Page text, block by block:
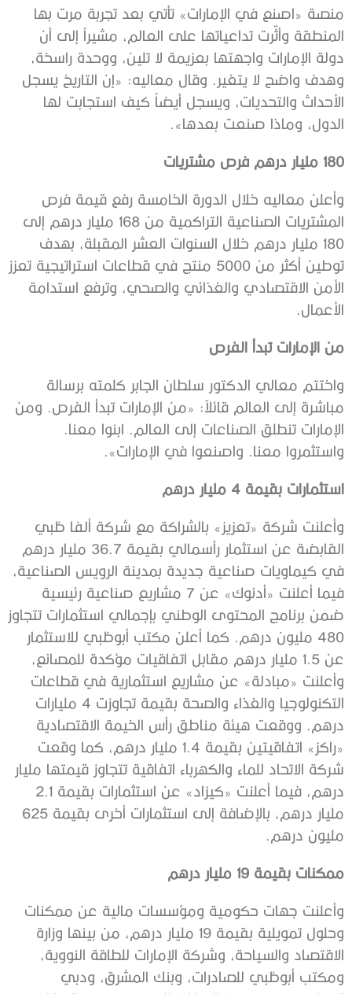
منصة «اصنع في الإمارات» تأتي بعد تجربة مرت بها
المنطقة وأثّرت تداعياتها على العالم، مشيراً إلى أن
دولة الإمارات واجهتها بعزيمة لا تلين، ووحدة راسخة،
وهدف واضح لا يتغير. وقال معاليه: «إن التاريخ يسجل
الأحداث والتحديات، ويسجل أيضاً كيف استجابت لها
الدول، وماذا صنعت بعدها».
180 مليار درهم فرص مشتريات
وأعلن معاليه خلال الدورة الخامسة رفع قيمة فرص
المشتريات الصناعية التراكمية من 168 مليار درهم إلى
180 مليار درهم خلال السنوات العشر المقبلة، بهدف
توطين أكثر من 5000 منتج في قطاعات استراتيجية تعزز
الأمن الاقتصادي والغذائي والصحي، وترفع استدامة
الأعمال.
من الإمارات تبدأ الفرص
واختتم معالي الدكتور سلطان الجابر كلمته برسالة
مباشرة إلى العالم قائلاً: «من الإمارات تبدأ الفرص. ومن
الإمارات تنطلق الصناعات إلى العالم. ابنوا معنا.
واستثمروا معنا. واصنعوا في الإمارات».
استثمارات بقيمة 4 مليار درهم
وأعلنت شركة «تعزيز» بالشراكة مع شركة ألفا ظبي
القابضة عن استثمار رأسمالي بقيمة 36.7 مليار درهم
في كيماويات صناعية جديدة بمدينة الرويس الصناعية،
فيما أعلنت «أدنوك» عن 7 مشاريع صناعية رئيسية
ضمن برنامج المحتوى الوطني بإجمالي استثمارات تتجاوز
480 مليون درهم. كما أعلن مكتب أبوظبي للاستثمار
عن 1.5 مليار درهم مقابل اتفاقيات مؤكدة للمصانع،
وأعلنت «مبادلة» عن مشاريع استثمارية في قطاعات
التكنولوجيا والغذاء والصحة بقيمة تجاوزت 4 مليارات
درهم. ووقعت هيئة مناطق رأس الخيمة الاقتصادية
«راكز» اتفاقيتين بقيمة 1.4 مليار درهم، كما وقعت
شركة الاتحاد للماء والكهرباء اتفاقية تتجاوز قيمتها مليار
درهم، فيما أعلنت «كيزاد» عن استثمارات بقيمة 2.1
مليار درهم، بالإضافة إلى استثمارات أخرى بقيمة 625
مليون درهم.
ممكنات بقيمة 19 مليار درهم
وأعلنت جهات حكومية ومؤسسات مالية عن ممكنات
وحلول تمويلية بقيمة 19 مليار درهم، من بينها وزارة
الاقتصاد والسياحة، وشركة الإمارات للطاقة النووية،
ومكتب أبوظبي للصادرات، وبنك المشرق، ودبي